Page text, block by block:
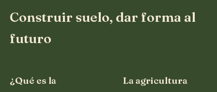
Construir suelo, dar forma al
futuro
¿Qué es la
La agricultura